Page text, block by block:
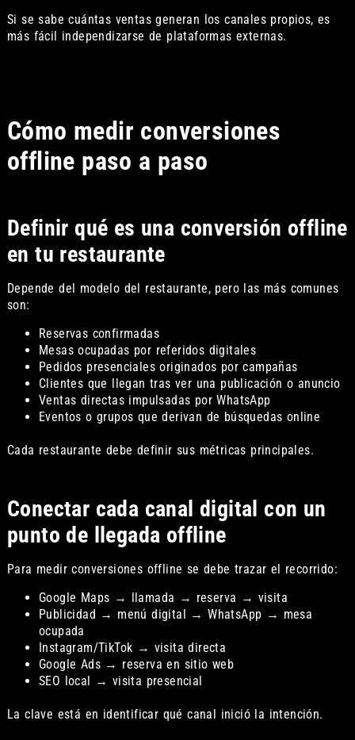
Si se sabe cuántas ventas generan los canales propios, es
más fácil independizarse de plataformas externas.
Cómo medir conversiones
offline paso a paso
Definir qué es una conversión offline
en tu restaurante
Depende del modelo del restaurante, pero las más comunes
son:
Reservas confirmadas
Mesas ocupadas por referidos digitales
Pedidos presenciales originados por campañas
Clientes que llegan tras ver una publicación o anuncio
Ventas directas impulsadas por WhatsApp
Eventos o grupos que derivan de búsquedas online
Cada restaurante debe definir sus métricas principales.
Conectar cada canal digital con un
punto de llegada offline
Para medir conversiones offline se debe trazar el recorrido:
Google Maps → llamada → reserva → visita
Publicidad → menú digital → WhatsApp → mesa
ocupada
Instagram/TikTok → visita directa
Google Ads → reserva en sitio web
SEO local → visita presencial
La clave está en identificar qué canal inició la intención.